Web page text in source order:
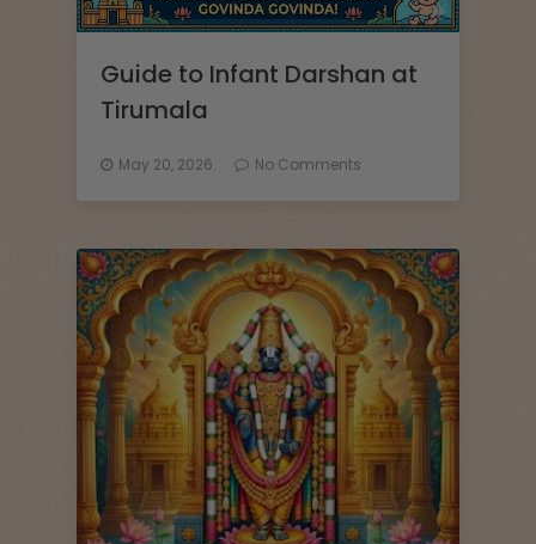
Guide to Infant Darshan at
Tirumala
May 20, 2026. No Comments